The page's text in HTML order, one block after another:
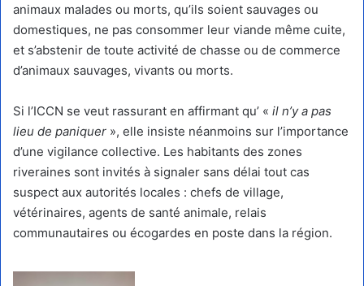
animaux malades ou morts, qu’ils soient sauvages ou
domestiques, ne pas consommer leur viande même cuite,
et s’abstenir de toute activité de chasse ou de commerce
d’animaux sauvages, vivants ou morts.
Si l’ICCN se veut rassurant en affirmant qu’ « il n’y a pas
lieu de paniquer », elle insiste néanmoins sur l’importance
d’une vigilance collective. Les habitants des zones
riveraines sont invités à signaler sans délai tout cas
suspect aux autorités locales : chefs de village,
vétérinaires, agents de santé animale, relais
communautaires ou écogardes en poste dans la région.